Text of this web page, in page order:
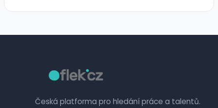
Česká platforma pro hledání práce a talentů.